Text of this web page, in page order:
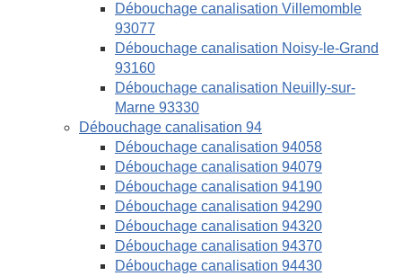
Débouchage canalisation Villemomble
93077
Débouchage canalisation Noisy-le-Grand
93160
Débouchage canalisation Neuilly-sur-
Marne 93330
Débouchage canalisation 94
Débouchage canalisation 94058
Débouchage canalisation 94079
Débouchage canalisation 94190
Débouchage canalisation 94290
Débouchage canalisation 94320
Débouchage canalisation 94370
Débouchage canalisation 94430